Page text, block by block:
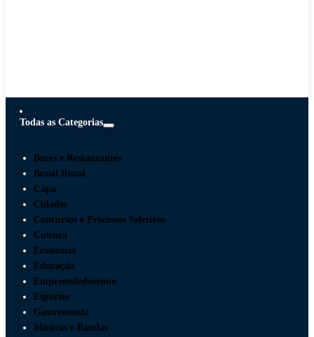
Todas as Categorias
Bares e Restaurantes
Brasil Rural
Capa
Cidades
Concursos e Processos Seletivos
Cultura
Economia
Educação
Empreendedorismo
Esportes
Gastronomia
Músicas e Bandas